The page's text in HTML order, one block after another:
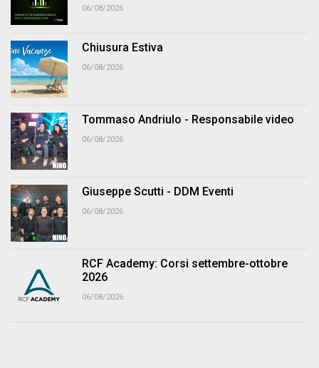
06/08/2026
Chiusura Estiva
06/08/2026
Tommaso Andriulo - Responsabile video
06/08/2026
Giuseppe Scutti - DDM Eventi
06/08/2026
RCF Academy: Corsi settembre-ottobre
2026
06/08/2026